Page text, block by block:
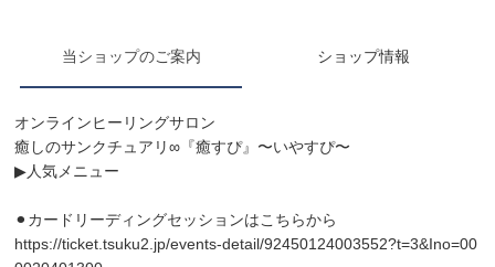
当ショップのご案内 ショップ情報
オンラインヒーリングサロン
癒しのサンクチュアリ∞『癒すぴ』〜いやすぴ〜
▶︎人気メニュー
⚫︎カードリーディングセッションはこちらから
https://ticket.tsuku2.jp/events-detail/92450124003552?t=3&Ino=00